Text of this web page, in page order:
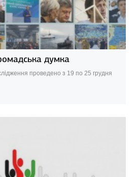
думка
проведено з 19 по 25 грудня